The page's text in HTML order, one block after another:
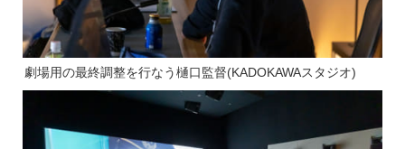
劇場用の最終調整を行なう樋口監督(KADOKAWAスタジオ)